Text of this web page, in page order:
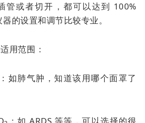
管或者切开，都可以达到 100%
器的设置和调节比较专业。
用范围：
：如肺气肿，知道该用哪个面罩了